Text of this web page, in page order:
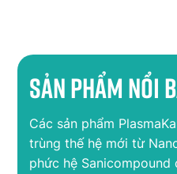
Sản phẩm nổi
Các sản phẩm
trùng thế hệ mới từ
phức hệ Sanicompound